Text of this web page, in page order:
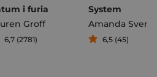
i furia
Groff
6,7 (2781)
System
Amanda
6,5 (45)